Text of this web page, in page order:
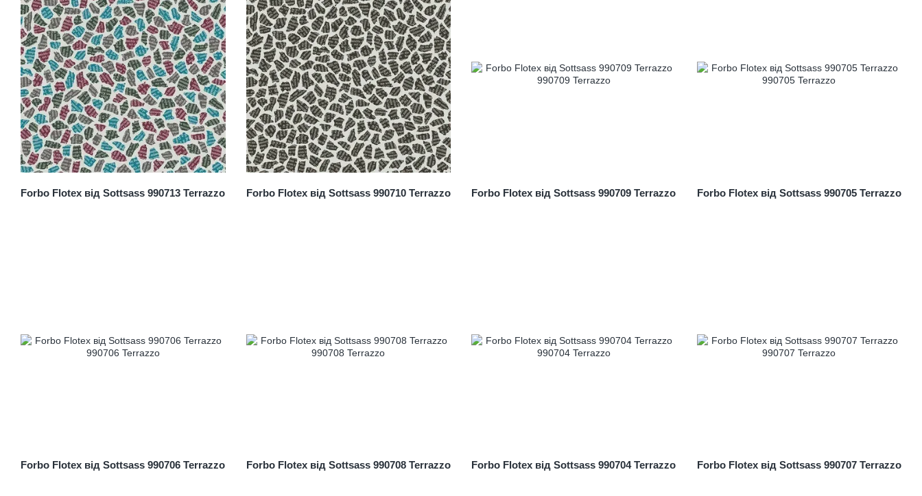
Forbo Flotex від Sottsass 990713 Terrazzo Forbo Flotex від Sottsass 990710 Terrazzo Forbo Flotex від Sottsass 990709 Terrazzo Forbo Flotex від Sottsass 990705 Terrazzo
Forbo Flotex від Sottsass 990706 Terrazzo Forbo Flotex від Sottsass 990708 Terrazzo Forbo Flotex від Sottsass 990704 Terrazzo Forbo Flotex від Sottsass 990707 Terrazzo